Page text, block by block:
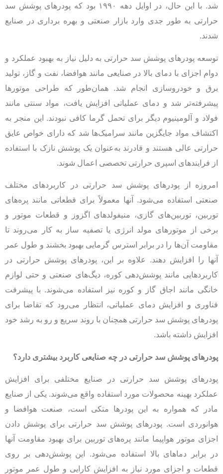
شد. با این حال، در اوایل دهه ۱۹۹۰ بود که پودرهای پوشش سد
حرارتی به طور جدی وارد بازار صنعتی و بهره برداری در صنایع
شدند.
توسعه پودرهای پوشش سد حرارتی به دلیل نیاز به بهبود عملکرد و
دوام اجزای با دمای بالا در صنایعی مانند هوافضا، نفت و گاز، تولید
برق و خودروسازی انجام شد. همان‌طور که طراحی موتورها
پیشرفته‌تر شد و دمای عملیاتی افزایش یافت، مواد سنتی مانند
فولاد و آلومینیوم دیگر برای تحمل گرما کافی نبودند. این منجر به
اکتشاف مواد جایگزین مانند سرامیک‌ها شد که دارای خواص عایق
حرارتی عالی هستند و قادرند به‌عنوان یک پوشش نازک با استفاده
از فرایندهای اسپری حرارتی تخصصی اعمال شوند.
امروزه از پودرهای پوشش سد حرارتی در کاربردهای مختلف
صنعتی استفاده می‌شود. آنها معمولاً برای قطعاتی مانند پره‌های
توربین، توربین‌های گازی، منیفولدهای اگزوز و قطعات موتور و
برخی از موتورهای مولد انرژی یا تصفیه ساز به کار می‌روند تا
مقاومت آن‌ها را در برابر استرس گرمایی بهبود بخشند و طول عمر
آنها را افزایش دهند. علاوه بر این، پودرهای پوشش حرارتی در
کاربردهایی مانند پوشش‌دهی کوره، دیگ‌های صنعتی و حتی لوازم
خانگی مانند اجاق گاز و کوره نیز استفاده می‌شوند. با پیشرفت
فناوری و افزایش دمای عملیاتی، انتظار می‌رود که تقاضا برای
پودرهای پوشش سد حرارتی همچنان با روند سریع و رو به رشد خود
افزایش داشته باشد.
پودرهای پوشش سد حرارتی در چه صنایعی کاربرد بیشتری دارد؟
پودرهای پوشش سد حرارتی در صنایع مختلفی برای افزایش
عملکرد بهینه محصولات مورد استفاده واقع می‌شوند. یکی از صنایع
مادر که همواره به این پودرها متکی است، صنعت هوافضا و
هوانوردی است. پودرهای پوشش سد حرارتی برای پوشش دادن
اجزای موتور هواپیما مانند پره‌های توربین برای بهبود مقاومت آنها
در برابر دماهای بالا استفاده می‌شود. این پوشش‌دهی بر روی
قطعات و اجزای مورد نیاز به افزایش کارایی و طول عمر موتور